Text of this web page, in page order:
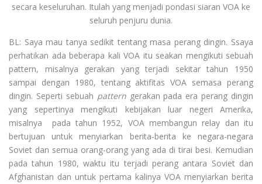
secara keseluruhan. Itulah yang menjadi pondasi siaran VOA ke
seluruh penjuru dunia.
BL: Saya mau tanya sedikit tentang masa perang dingin. Ssaya
perhatikan ada beberapa kali VOA itu seakan mengikuti sebuah
pattern, misalnya gerakan yang terjadi sekitar tahun 1950
sampai dengan 1980, tentang aktifitas VOA semasa perang
dingin. Seperti sebuah patterngerakan pada era perang dingin
yang sepertinya mengikuti kebijakan luar negeri Amerika,
misalnya pada tahun 1952, VOA membangun relay dan itu
bertujuan untuk menyiarkan berita-berita ke negara-negara
Soviet dan semua orang-orang yang ada di tirai besi. Kemudian
pada tahun 1980, waktu itu terjadi perang antara Soviet dan
Afghanistan dan untuk pertama kalinya VOA menyiarkan berita